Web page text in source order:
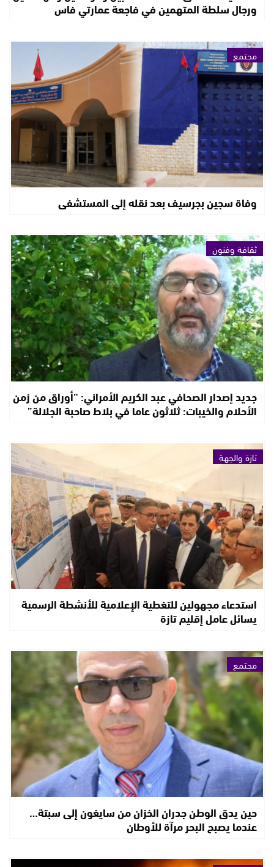
ورجال سلطة المتهمين في فاجعة عمارتي فاس
مجتمع
وفاة سجين بجرسيف بعد نقله إلى المستشفى
ثقافة وفنون
جديد إصدار الصحافي عبد الكريم الأمراني: “أوراق من زمن
الأحلام والخيبات: ثلاثون عاما في بلاط صاحبة الجلالة”
تازة والجهة
استدعاء مجهولين للتغطية الإعلامية للأنشطة الرسمية
يسائل عامل إقليم تازة
مجتمع
حين يدق الوطن جدران الخزان من سايغون إلى سبتة…
عندما يصبح البحر مرآة للأوطان